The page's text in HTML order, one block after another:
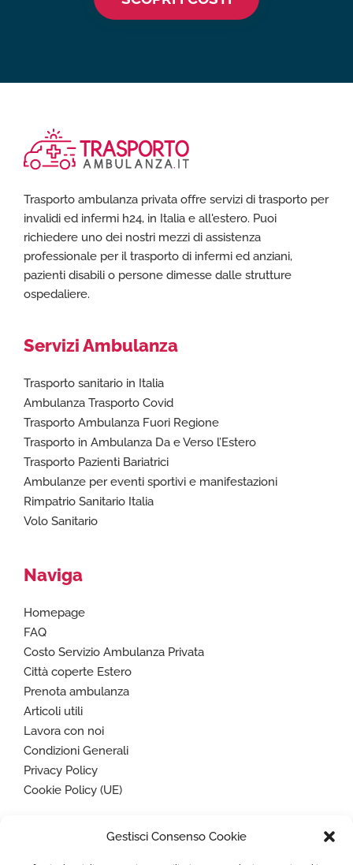
Gestisci Consenso Cookie
Trasporto ambulanza privata offre servizi di trasporto per
invalidi ed infermi h24, in Italia e all'estero. Puoi
richiedere uno dei nostri mezzi di assistenza
professionale per il trasporto di infermi ed anziani,
pazienti disabili o persone dimesse dalle strutture
ospedaliere.
Servizi Ambulanza
Trasporto sanitario in Italia
Ambulanza Trasporto Covid
Trasporto Ambulanza Fuori Regione
Trasporto in Ambulanza Da e Verso l’Estero
Trasporto Pazienti Bariatrici
Ambulanze per eventi sportivi e manifestazioni
Rimpatrio Sanitario Italia
Volo Sanitario
Naviga
Homepage
FAQ
Costo Servizio Ambulanza Privata
Città coperte Estero
Prenota ambulanza
Articoli utili
Lavora con noi
Condizioni Generali
Privacy Policy
Cookie Policy (UE)